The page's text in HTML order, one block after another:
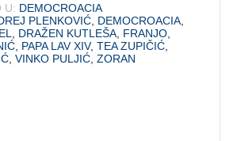
U: DEMOCROACIA
PLENKOVIĆ DEMOCROACIA
DRAŽEN KUTLEŠA FRANJO
PAPA LAV XIV,TEA ZUPIČIĆ
,VINKO PULJIĆ ,ZORAN